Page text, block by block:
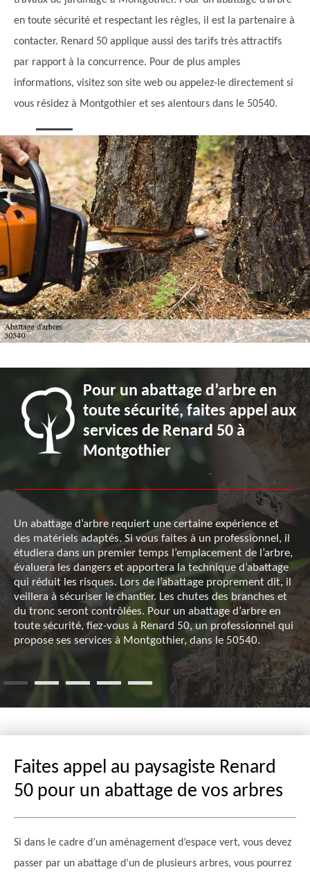
en toute sécurité et respectant les règles, il est la partenaire à
contacter. Renard 50 applique aussi des tarifs très attractifs
par rapport à la concurrence. Pour de plus amples
informations, visitez son site web ou appelez-le directement si
vous résidez à Montgothier et ses alentours dans le 50540.
Pour un abattage d’arbre en
toute sécurité, faites appel aux
services de Renard 50 à
Montgothier
Un abattage d’arbre requiert une certaine expérience et
des matériels adaptés. Si vous faites à un professionnel, il
étudiera dans un premier temps l’emplacement de l’arbre,
évaluera les dangers et apportera la technique d’abattage
qui réduit les risques. Lors de l’abattage proprement dit, il
veillera à sécuriser le chantier. Les chutes des branches et
du tronc seront contrôlées. Pour un abattage d’arbre en
toute sécurité, fiez-vous à Renard 50, un professionnel qui
propose ses services à Montgothier, dans le 50540.
Faites appel au paysagiste Renard
50 pour un abattage de vos arbres
Si dans le cadre d’un aménagement d’espace vert, vous devez
passer par un abattage d’un de plusieurs arbres, vous pourrez